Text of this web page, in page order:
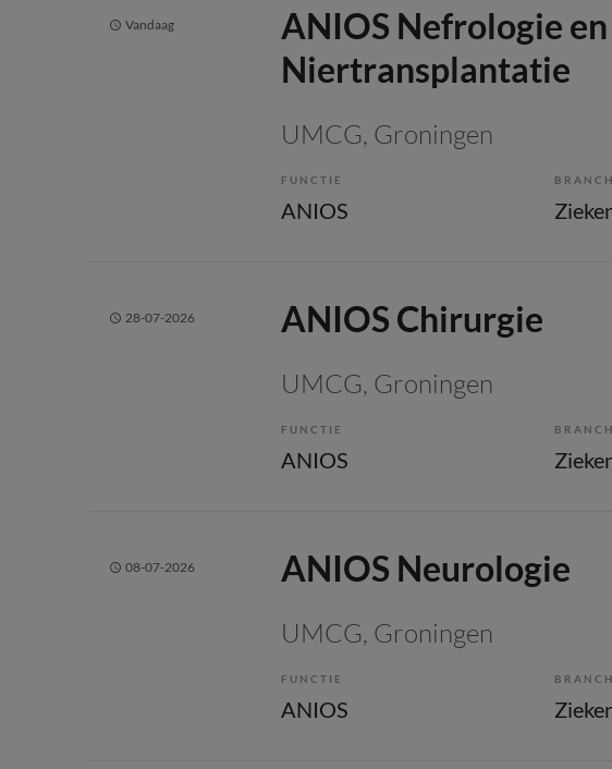
Vandaag
ANIOS Nefrologie en
Niertransplantatie
UMCG, Groningen
FUNCTIE
ANIOS
28-07-2026 ANIOS Chirurgie
UMCG, Groningen
FUNCTIE
ANIOS
08-07-2026 ANIOS Neurologie
UMCG, Groningen
FUNCTIE
ANIOS